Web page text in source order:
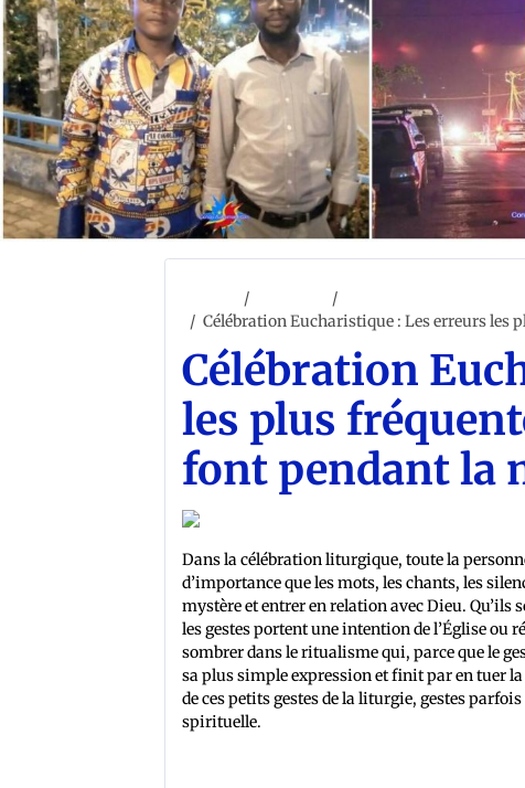
Célébration Eucharistique : Les erreurs les
Célébration
les plus
font pendant la
Dans la célébration liturgique, toute la
d’importance que les mots, les chants, les
mystère et entrer en relation avec Dieu. Qu’ils
les gestes portent une intention de l’Église ou
sombrer dans le ritualisme qui, parce que le
sa plus simple expression et finit par en tuer
de ces petits gestes de la liturgie, gestes
spirituelle.